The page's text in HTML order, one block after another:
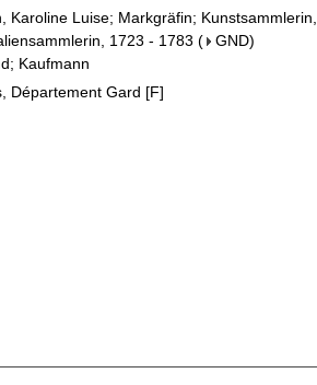
Karoline Luise; Markgräfin; Kunstsammlerin,
1723 - 1783 ( GND)
Kaufmann
Département Gard [F]